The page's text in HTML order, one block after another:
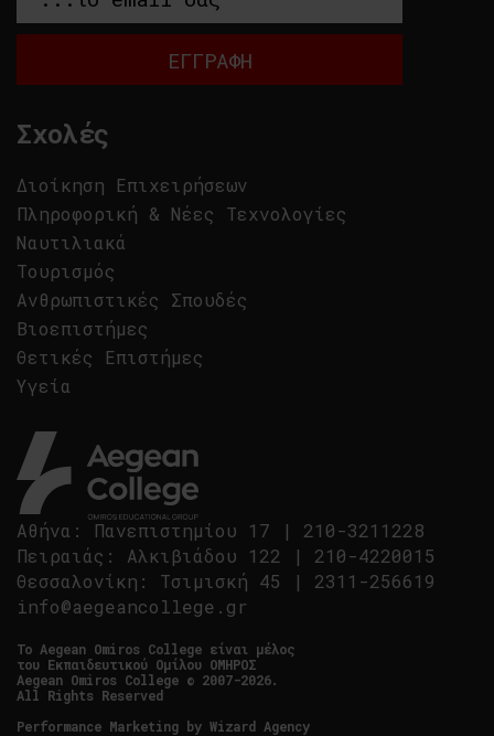
Αθήνα : Πανεπιστημίου 17 | 210-3211228
Πειραιάς : Αλκιβιάδου 122 | 210-4220015
Θεσσαλονίκη : Τσιμισκή 45 | 2311-256619
info@aegeancollege.gr
Tο Aegean Omiros College είναι μέλος
του Εκπαιδευτικού Ομίλου ΟΜΗΡΟΣ
Aegean Omiros College © 2007-2026.
All Rights Reserved
Performance Marketing by Wizard Agency
Σχολές
Διοίκηση Επιχειρήσεων
Πληροφορική & Νέες Τεχνολογίες
Ναυτιλιακά
Τουρισμός
Ανθρωπιστικές Σπουδές
Βιοεπιστήμες
Θετικές Επιστήμες
Υγεία